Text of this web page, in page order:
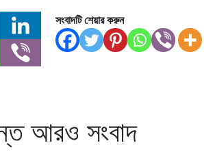
সংবাদটি শেয়ার করুন
আরও সংবাদ